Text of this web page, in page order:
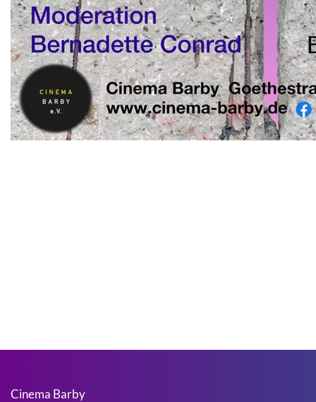
Cinema Barby